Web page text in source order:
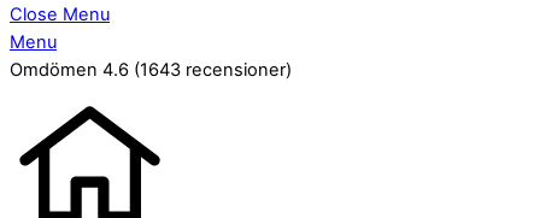
Close Menu
Menu
Omdömen 4.6 (1643 recensioner)